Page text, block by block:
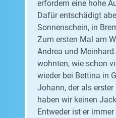
erfordern eine hohe
Dafür entschädigt
Sonnenschein, in
Zum ersten Mal am
Andrea und
wohnten, wie schon
wieder bei Bettina in
Johann, der als
haben wir keinen
Entweder ist er